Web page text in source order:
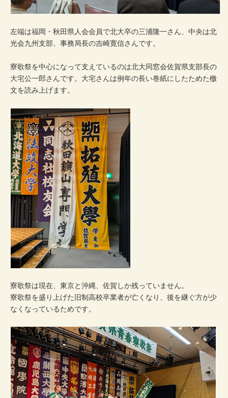
左端は福岡・秋田県人会会員で北大卒の三浦隆一さん、中央は北
光会九州支部、事務局長の吉崎寛信さんです。
寮歌祭を中心になって支えているのは北大同窓会佐賀県支部長の
大宅公一郎さんです。大宅さんは例年の長い巻紙にしたためた檄
文を読み上げます。
寮歌祭は現在、東京と沖縄、佐賀しか残っていません。
寮歌祭を盛り上げた旧制高校卒業者が亡くなり、後を継ぐ方が少
なくなっているためです。